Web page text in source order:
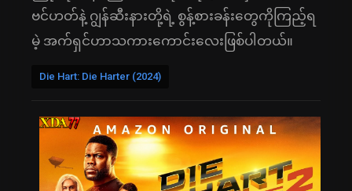
ဗင်ဟတ်နဲ့ ဂျွန်ဆီးနားတို့ရဲ့ စွန့်စားခန်းတွေကိုကြည့်ရ
မဲ့ အက်ရှင်ဟာသကားကောင်းလေးဖြစ်ပါတယ်။
Die Hart: Die Harter (2024)